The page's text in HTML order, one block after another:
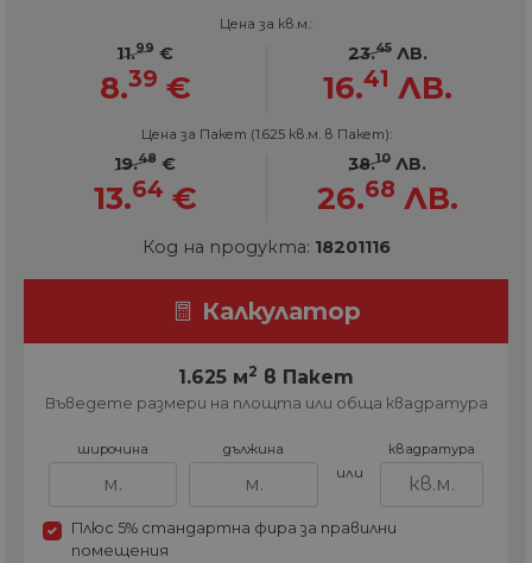
Цена за кв.м.:
11.99 €
8.39 €
23.45 ЛВ.
16.41 ЛВ.
Цена за Пакет (1.625 кв.м. в Пакет):
19.48 €
13.64 €
38.10 ЛВ.
26.68 ЛВ.
Код на продукта: 18201116
Калкулатор
1.625 м2 в Пакет
Въведете размери на площта или обща квадратура
широчина дължина
или
квадратура
Плюс 5% стандартна фира за правилни
помещения